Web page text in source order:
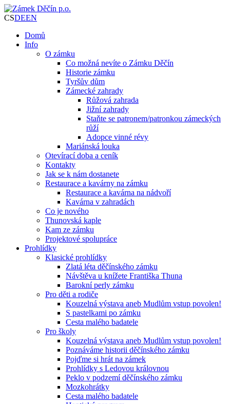
CSDEEN
Domů
Info
O zámku
Co možná nevíte o Zámku Děčín
Historie zámku
Tyršův dům
Zámecké zahrady
Růžová zahrada
Jižní zahrady
Staňte se patronem/patronkou zámeckých
růží
Adopce vinné révy
Mariánská louka
Otevírací doba a ceník
Kontakty
Jak se k nám dostanete
Restaurace a kavárny na zámku
Restaurace a kavárna na nádvoří
Kavárna v zahradách
Co je nového
Thunovská kaple
Kam ze zámku
Projektové spolupráce
Prohlídky
Klasické prohlídky
Zlatá léta děčínského zámku
Návštěva u knížete Františka Thuna
Barokní perly zámku
Pro děti a rodiče
Kouzelná výstava aneb Mudlům vstup povolen!
S pastelkami po zámku
Cesta malého badatele
Pro školy
Kouzelná výstava aneb Mudlům vstup povolen!
Poznáváme historii děčínského zámku
Pojďme si hrát na zámek
Prohlídky s Ledovou královnou
Peklo v podzemí děčínského zámku
Mozkohrátky
Cesta malého badatele